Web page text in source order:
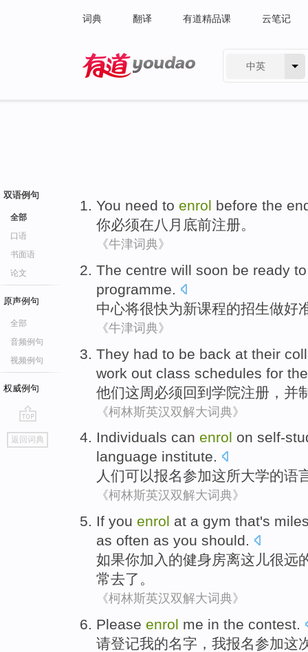
词典 翻译 有道精品课 云笔记
中英
双语例句
全部
口语
书面语
论文
原声例句
全部
音频例句
视频例句
权威例句
go
top
返回词典
You need to enrol before the
你必须在八月 底前注册。
《牛津词典》
The centre will soon be ready
programme.
中心将很快为新课程的招生做好
《牛津词典》
They had to be back at their
work out class schedules for the
他们这周必须回到 学院注册 ， 并
《柯林斯英汉双解大词典》
Individuals can enrol on self-
language institute.
人们可以报名参加这所大学的语
《柯林斯英汉双解大词典》
If you enrol at a gym that's
as often as you should.
如果你加入 的健身房离这儿很远
常去了。
《柯林斯英汉双解大词典》
Please enrol me in the contest.
请登记我的名字，我报名参加这